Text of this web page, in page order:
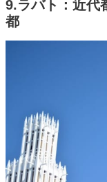
9.ラバト：近代
都